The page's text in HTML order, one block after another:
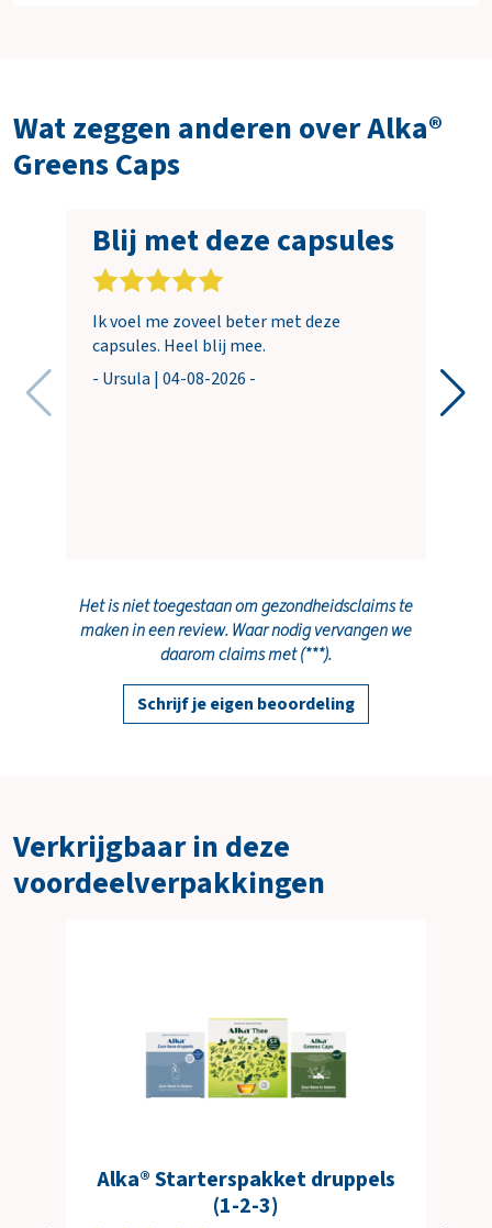
Wat zeggen anderen over Alka®
Greens Caps
Blij met deze capsules
Ik voel me zoveel beter met deze
capsules. Heel blij mee.
- Ursula | 04-08-2026 -
Het is niet toegestaan om gezondheidsclaims te
maken in een review. Waar nodig vervangen we
daarom claims met (***).
Schrijf je eigen beoordeling
Verkrijgbaar in deze
voordeelverpakkingen
Alka® Starterspakket druppels
(1-2-3)